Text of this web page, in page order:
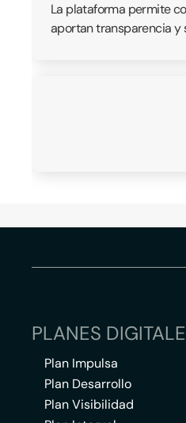
La plataforma permite
aportan transparencia y
PLANES
Plan Impulsa
Plan Desarrollo
Plan Visibilidad